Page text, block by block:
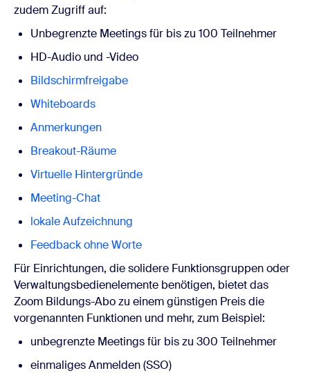
zudem Zugriff auf:
Unbegrenzte Meetings für bis zu 100 Teilnehmer
HD-Audio und -Video
Bildschirmfreigabe
Whiteboards
Anmerkungen
Breakout-Räume
Virtuelle Hintergründe
Meeting-Chat
lokale Aufzeichnung
Feedback ohne Worte
Für Einrichtungen, die solidere Funktionsgruppen oder
Verwaltungsbedienelemente benötigen, bietet das
Zoom Bildungs-Abozu einem günstigen Preis die
vorgenannten Funktionen und mehr, zum Beispiel:
unbegrenzte Meetings für bis zu 300 Teilnehmer
einmaliges Anmelden (SSO)